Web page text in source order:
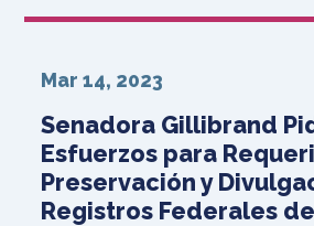
Senadora Gillibrand
Esfuerzos para
Preservación y
Registros Federales
Mar 14, 2023